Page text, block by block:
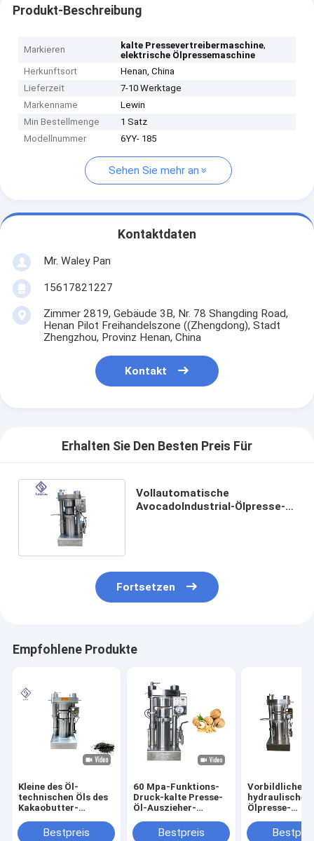
Produkt-Beschreibung
Markieren kalte Pressevertreibermaschine,
elektrische Ölpressemaschine
Herkunftsort
Henan, China
Lieferzeit
7-10 Werktage
Markenname
Lewin
Min Bestellmenge
1 Satz
Modellnummer
6YY- 185
Sehen Sie mehr an
Kontaktdaten
Mr. Waley Pan
15617821227
Zimmer 2819, Gebäude 3B, Nr. 78 Shangding Road,
Henan Pilot Freihandelszone ((Zhengdong), Stadt
Zhengzhou, Provinz Henan, China
Kontakt
Erhalten Sie Den Besten Preis Für
Vollautomatische
AvocadoIndustrial-Ölpresse-
Fortsetzen
Empfohlene Produkte
Kleine des Öl-
technischen Öls des
Kakaobutter-
Presse-Maschine
Bestpreis
60 Mpa-Funktions-
Druck-kalte Presse-
Öl-Auszieher-
Vertreiber-Maschine
Bestpreis
Vorbildliche
hydraulische
Ölpresse-
Leinsamen-